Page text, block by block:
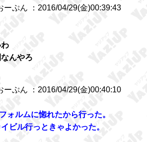
ーぷん ：2016/04/29(金)00:39:43
んやろ
ーぷん ：2016/04/29(金)00:40:10
ォルムに惚れたから行った。
ビル行っときゃよかった。